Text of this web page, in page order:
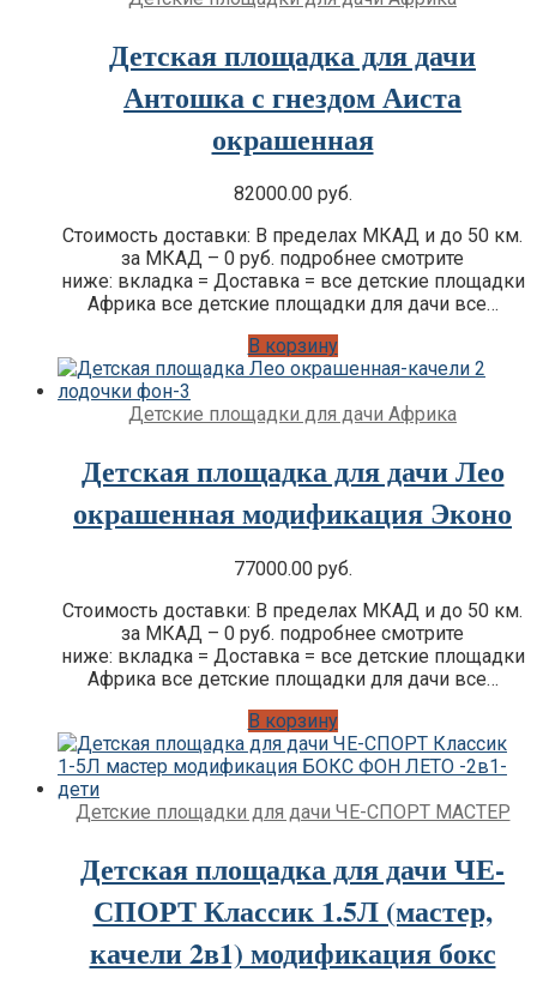
Детская площадка для дачи
Антошка с гнездом Аиста
окрашенная
82000.00 руб.
Стоимость доставки: В пределах МКАД и до 50 км.
за МКАД – 0 руб. подробнее смотрите
ниже: вкладка = Доставка = все детские площадки
Африка все детские площадки для дачи все…
В корзину
Детские площадки для дачи Африка
Детская площадка для дачи Лео
окрашенная модификация Эконо
77000.00 руб.
Стоимость доставки: В пределах МКАД и до 50 км.
за МКАД – 0 руб. подробнее смотрите
ниже: вкладка = Доставка = все детские площадки
Африка все детские площадки для дачи все…
В корзину
Детские площадки для дачи ЧЕ-СПОРТ МАСТЕР
Детская площадка для дачи ЧЕ-
СПОРТ Классик 1.5Л (мастер,
качели 2в1) модификация бокс